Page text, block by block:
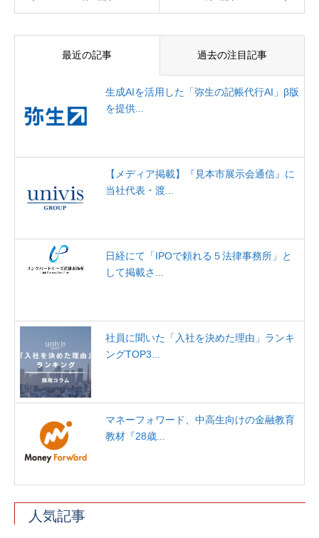
最近の記事 過去の注目記事
生成AIを活用した「弥生の記帳代行AI」β版
を提供...
【メディア掲載】『見本市展示会通信』に
当社代表・渡...
日経にて「IPOで頼れる５法律事務所」と
して掲載さ...
社員に聞いた「入社を決めた理由」ランキ
ングTOP3...
マネーフォワード、中高生向けの金融教育
教材『28歳...
人気記事